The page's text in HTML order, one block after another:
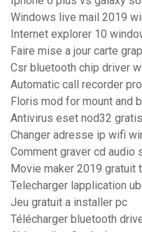
Windows live mail 2019
Internet explorer 10
Faire mise a jour carte
Csr bluetooth chip driver
Floris mod for mount and
Antivirus eset nod32
Changer adresse ip wifi
Comment graver cd audio
Movie maker 2019 gratuit
Telecharger lapplication
Jeu gratuit a installer pc
Télécharger bluetooth